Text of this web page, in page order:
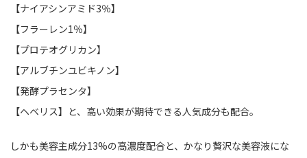
【ナイアシンアミド3％】
【フラーレン1％】
【プロテオグリカン】
【アルブチンユビキノン】
【発酵プラセンタ】
【ヘベリス】と、高い効果が期待できる人気成分も配合。
しかも美容主成分13%の高濃度配合と、かなり贅沢な美容液にな